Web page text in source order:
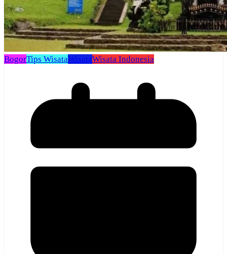
BogorTips WisataWisataWisata Indonesia